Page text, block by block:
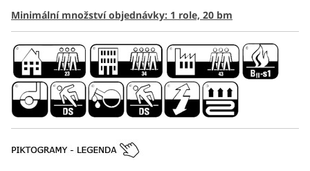
Minimální množství objednávky: 1 role, 20 bm